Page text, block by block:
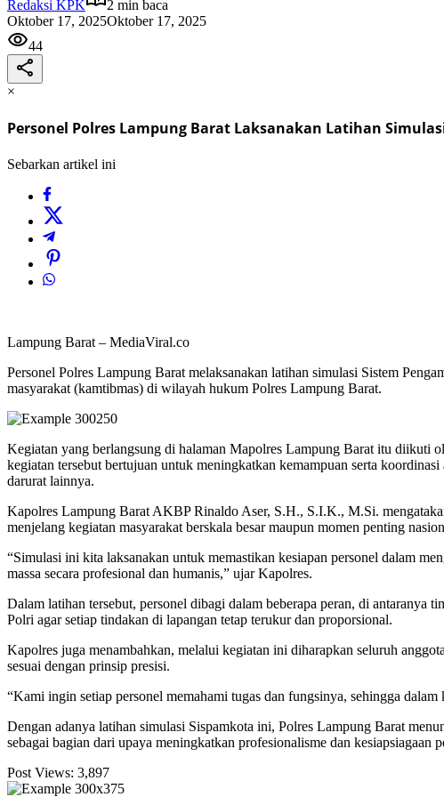
Redaksi KPK
2 min baca
Oktober 17, 2025Oktober 17, 2025
44
×
Personel Polres Lampung Barat Laksanakan Latihan
Sebarkan artikel ini
Lampung Barat – MediaViral.co
Personel Polres Lampung Barat melaksanakan latihan simulasi Sistem
masyarakat (kamtibmas) di wilayah hukum Polres Lampung Barat.
Kegiatan yang berlangsung di halaman Mapolres Lampung Barat itu diikuti
kegiatan tersebut bertujuan untuk meningkatkan kemampuan serta
darurat lainnya.
Kapolres Lampung Barat AKBP Rinaldo Aser, S.H., S.I.K., M.Si.
menjelang kegiatan masyarakat berskala besar maupun momen penting
“Simulasi ini kita laksanakan untuk memastikan kesiapan personel dalam
massa secara profesional dan humanis,” ujar Kapolres.
Dalam latihan tersebut, personel dibagi dalam beberapa peran, di antaranya
Polri agar setiap tindakan di lapangan tetap terukur dan proporsional.
Kapolres juga menambahkan, melalui kegiatan ini diharapkan seluruh
sesuai dengan prinsip presisi.
“Kami ingin setiap personel memahami tugas dan fungsinya, sehingga
Dengan adanya latihan simulasi Sispamkota ini, Polres Lampung Barat
sebagai bagian dari upaya meningkatkan profesionalisme dan
Post Views: 3,897